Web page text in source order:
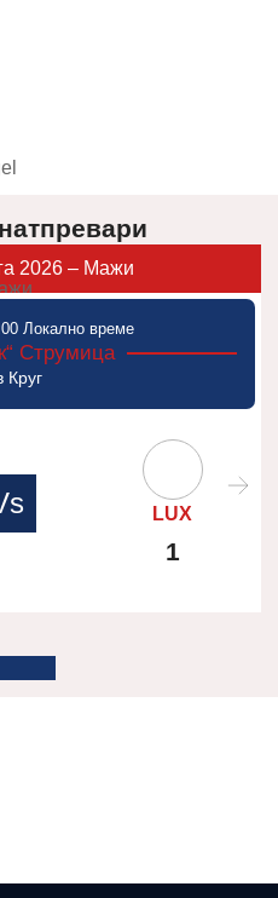
2026 – Мажи
Локално време
Струмица
Круг
LUX
1